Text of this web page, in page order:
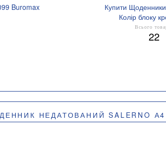
Buromax
Купити
Колір блоку
Всього
22
НЕДАТОВАНИЙ SALERNO А4